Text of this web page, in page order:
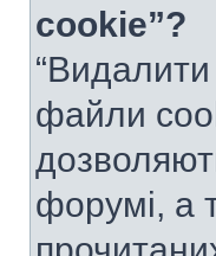
cookie”?
файли
форумі, а